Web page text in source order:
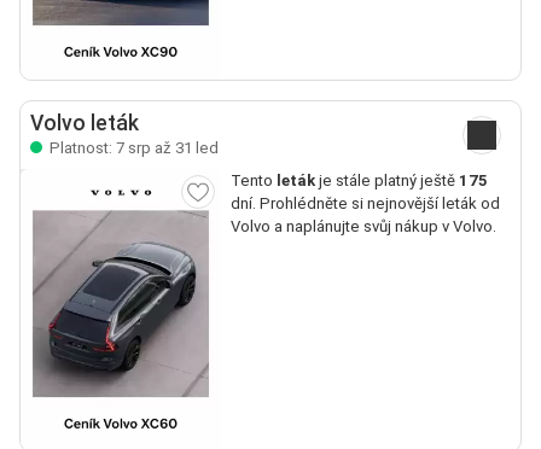
Volvo leták
Platnost: 7 srp až 31 led
Tento letákje stále platný ještě 175
dní. Prohlédněte si nejnovější leták od
Volvo a naplánujte svůj nákup v Volvo.